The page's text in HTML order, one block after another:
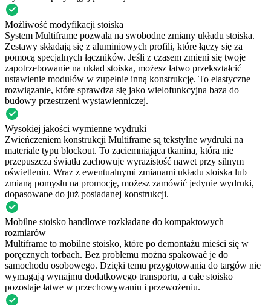
Możliwość modyfikacji stoiska
System Multiframe pozwala na swobodne zmiany układu stoiska.
Zestawy składają się z aluminiowych profili, które łączy się za
pomocą specjalnych łączników. Jeśli z czasem zmieni się twoje
zapotrzebowanie na układ stoiska, możesz łatwo przekształcić
ustawienie modułów w zupełnie inną konstrukcję. To elastyczne
rozwiązanie, które sprawdza się jako wielofunkcyjna baza do
budowy przestrzeni wystawienniczej.
Wysokiej jakości wymienne wydruki
Zwieńczeniem konstrukcji Multiframe są tekstylne wydruki na
materiale typu blockout. To zaciemniająca tkanina, która nie
przepuszcza światła zachowuje wyrazistość nawet przy silnym
oświetleniu. Wraz z ewentualnymi zmianami układu stoiska lub
zmianą pomysłu na promocję, możesz zamówić jedynie wydruki,
dopasowane do już posiadanej konstrukcji.
Mobilne stoisko handlowe rozkładane do kompaktowych
rozmiarów
Multiframe to mobilne stoisko, które po demontażu mieści się w
poręcznych torbach. Bez problemu można spakować je do
samochodu osobowego. Dzięki temu przygotowania do targów nie
wymagają wynajmu dodatkowego transportu, a całe stoisko
pozostaje łatwe w przechowywaniu i przewożeniu.